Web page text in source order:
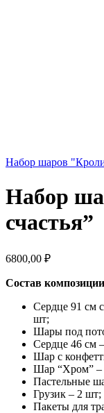
Набор шаров
Набор
счастья”
6800,00 ₽
Состав
Сердце 91 см
шт;
Шары под
Сердце 46 см
Шар с
Шар “Хром” –
Пастельные
Грузик – 2 шт;
Пакеты для